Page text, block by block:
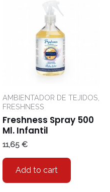
AMBIENTADOR DE TEJIDOS,
FRESHNESS
Freshness Spray 500
Ml. Infantil
11,65 €
Add to cart